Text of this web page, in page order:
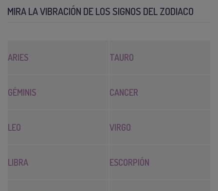
MIRA LA VIBRACIÓN DE LOS SIGNOS DEL ZODIACO
ARIES TAURO
GÉMINIS CANCER
LEO VIRGO
LIBRA ESCORPIÓN